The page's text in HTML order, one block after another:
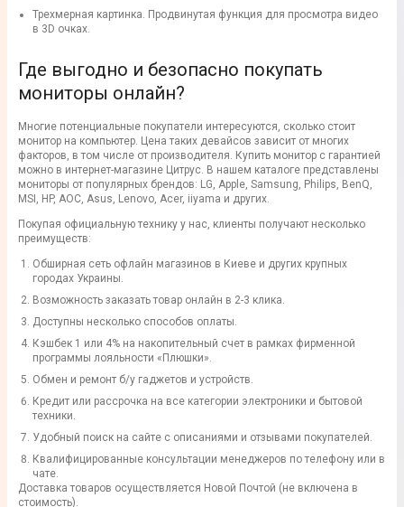
Трехмерная картинка. Продвинутая функция для просмотра видео
в 3D очках.
Где выгодно и безопасно покупать
мониторы онлайн?
Многие потенциальные покупатели интересуются, сколько стоит
монитор на компьютер. Цена таких девайсов зависит от многих
факторов, в том числе от производителя. Купить монитор с гарантией
можно в интернет-магазине Цитрус. В нашем каталоге представлены
мониторы от популярных брендов: LG, Apple, Samsung, Philips, BenQ,
MSI , HP, AOC, Asus, Lenovo, Acer, iiyama и других.
Покупая официальную технику у нас, клиенты получают несколько
преимуществ:
Обширная сеть офлайн магазинов в Киеве и других крупных
городах Украины.
Возможность заказатьтовар онлайн в 2-3 клика.
Доступны несколько способов оплаты.
Кэшбек 1 или 4% на накопительный счет в рамках фирменной
программы лояльности «Плюшки».
Обмен и ремонт б/у гаджетов и устройств.
Кредит или рассрочка на все категории электроники и бытовой
техники.
Удобный поиск на сайте с описаниями и отзывами покупателей.
Квалифицированные консультации менеджеров по телефону или в
чате.
Доставка товаров осуществляется Новой Почтой (не включена в
стоимость).